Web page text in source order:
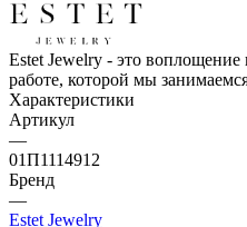
Estet Jewelry - это
работе, которой мы
Характеристики
Артикул
—
01П1114912
Бренд
—
Estet Jewelry